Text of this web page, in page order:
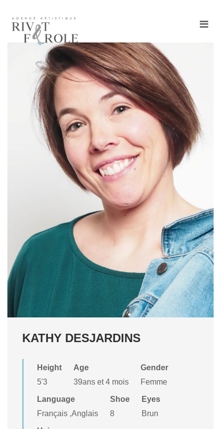
KATHY DESJARDINS
Height
5'3
Age
39ans et 4 mois
Gender
Femme
Language
Français ,Anglais
Shoe
8
Eyes
Brun